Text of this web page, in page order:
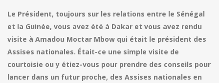
Le Président, toujours sur les relations entre le Sénégal
et la Guinée, vous avez été à Dakar et vous avez rendu
visite à Amadou Moctar Mbow qui était le président des
Assises nationales. Était-ce une simple visite de
courtoisie ou y étiez-vous pour prendre des conseils pour
lancer dans un futur proche, des Assises nationales en